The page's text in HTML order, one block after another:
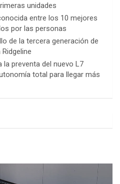
unidades
entre los 10 mejores
por las personas
de la tercera generación de
preventa del nuevo L7
total para llegar más